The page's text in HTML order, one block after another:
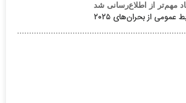
مهم‌تر از اطلاع‌رسانی شد